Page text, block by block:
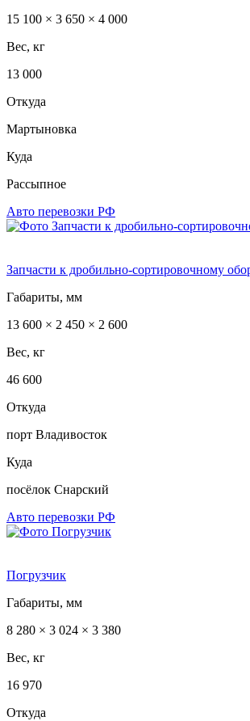
15 100 × 3 650 × 4 000
Вес, кг
13 000
Откуда
Мартыновка
Куда
Рассыпное
Авто перевозки РФ
Запчасти к дробильно-сортировочному
Габариты, мм
13 600 × 2 450 × 2 600
Вес, кг
46 600
Откуда
порт Владивосток
Куда
посёлок Снарский
Авто перевозки РФ
Погрузчик
Габариты, мм
8 280 × 3 024 × 3 380
Вес, кг
16 970
Откуда